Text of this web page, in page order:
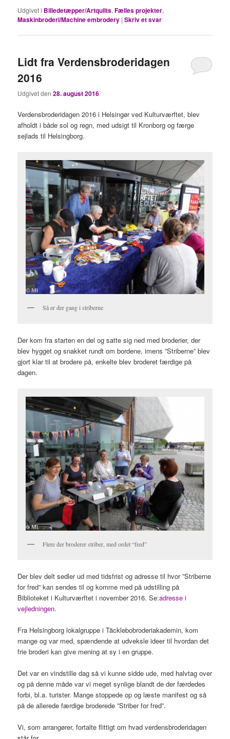
Udgivet i Billedetæpper/Artquilts,Fælles projekter,
Maskinbroderi/Machine embrodery |Skriv et svar
Lidt fra Verdensbroderidagen
2016
Udgivet den28. august 2016
Verdensbroderidagen 2016 i Helsingør ved Kulturværftet, blev
afholdt i både sol og regn, med udsigt til Kronborg og færge
sejlads til Helsingborg.
Så er der gang i striberne
Der kom fra starten en del og satte sig ned med broderier, der
blev hygget og snakket rundt om bordene, imens ”Striberne” blev
gjort klar til at brodere på, enkelte blev broderet færdige på
dagen.
Flere der broderer striber, med ordet “fred”
Der blev delt sedler ud med tidsfrist og adresse til hvor ”Striberne
for fred” kan sendes til og komme med på udstilling på
Biblioteket i Kulturværftet i november 2016. Se:adresse i
vejledningen.
Fra Helsingborg lokalgruppe i Täcklebobroderiakademin, kom
mange og var med, spændende at udveksle ideer til hvordan det
frie broderi kan give mening at sy i en gruppe.
Det var en vindstille dag så vi kunne sidde ude, med halvtag over
og på denne måde var vi meget synlige blandt de der færdedes
forbi, bl.a. turister. Mange stoppede op og læste manifest og så
på de allerede færdige broderede ”Striber for fred”.
Vi, som arrangører, fortalte flittigt om hvad verdensbroderidagen